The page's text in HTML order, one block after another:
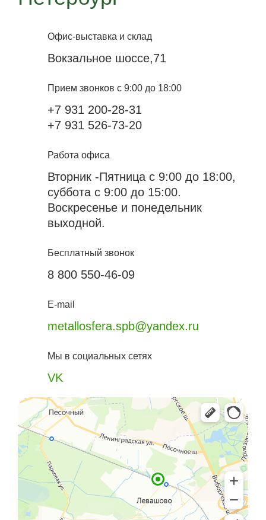
Офис-выставка и склад
Вокзальное шоссе,71
Прием звонков с 9:00 до 18:00
+7 931 200-28-31
+7 931 526-73-20
Работа офиса
Вторник -Пятница с 9:00 до 18:00,
суббота с 9:00 до 15:00.
Воскресенье и понедельник
выходной.
Бесплатный звонок
8 800 550-46-09
E-mail
metallosfera.spb@yandex.ru
Мы в социальных сетях
VK